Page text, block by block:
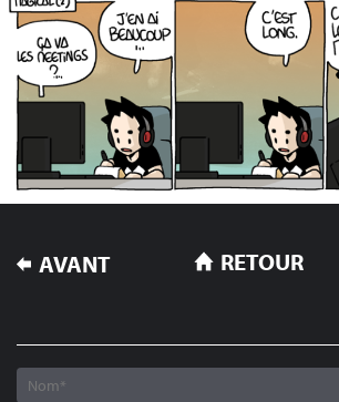
NAVIGATION
DE
AVANT RETOUR